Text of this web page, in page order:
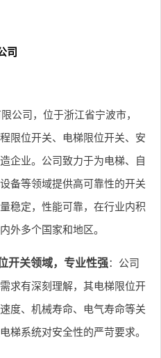
司
公司，位于浙江省宁波市，
限位开关、电梯限位开关、安
企业。公司致力于为电梯、自
备等领域提供高可靠性的开关
稳定，性能可靠，在行业内积
外多个国家和地区。
开关领域，专业性强：公司
求有深刻理解，其电梯限位开
度、机械寿命、电气寿命等关
梯系统对安全性的严苛要求。